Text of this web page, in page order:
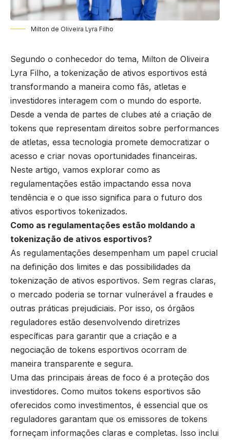
Milton de Oliveira Lyra Filho
Segundo o conhecedor do tema, Milton de Oliveira
Lyra Filho, a tokenização de ativos esportivos está
transformando a maneira como fãs, atletas e
investidores interagem com o mundo do esporte.
Desde a venda de partes de clubes até a criação de
tokens que representam direitos sobre performances
de atletas, essa tecnologia promete democratizar o
acesso e criar novas oportunidades financeiras.
Neste artigo, vamos explorar como as
regulamentações estão impactando essa nova
tendência e o que isso significa para o futuro dos
ativos esportivos tokenizados.
Como as regulamentações estão moldando a
tokenização de ativos esportivos?
As regulamentações desempenham um papel crucial
na definição dos limites e das possibilidades da
tokenização de ativos esportivos. Sem regras claras,
o mercado poderia se tornar vulnerável a fraudes e
outras práticas prejudiciais. Por isso, os órgãos
reguladores estão desenvolvendo diretrizes
específicas para garantir que a criação e a
negociação de tokens esportivos ocorram de
maneira transparente e segura.
Uma das principais áreas de foco é a proteção dos
investidores. Como muitos tokens esportivos são
oferecidos como investimentos, é essencial que os
reguladores garantam que os emissores de tokens
forneçam informações claras e completas. Isso inclui